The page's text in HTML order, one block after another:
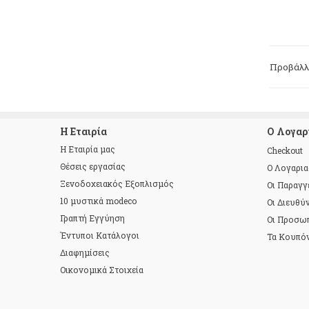
Η Εταιρία
Η Εταιρία μας
Θέσεις εργασίας
Ξενοδοχειακός Εξοπλισμός
10 μυστικά modeco
Γραπτή Εγγύηση
Έντυποι Κατάλογοι
Διαφημίσεις
Οικονομικά Στοιχεία
Ο
Checkout
Ο
Οι
Οι
Οι
Τα